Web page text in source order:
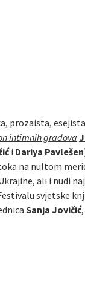
prozaista,
intimnih gradova
i Dariya Pavlešen
na nultom
ali i nudi
svjetske
Sanja Jovičić